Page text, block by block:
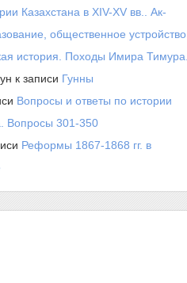
Казахстана в XIV-XV вв.. Ак-
общественное устройство,
история. Походы Имира Тимура.
к записи Гунны
Вопросы и ответы по истории
Вопросы 301-350
Реформы 1867-1868 гг. в